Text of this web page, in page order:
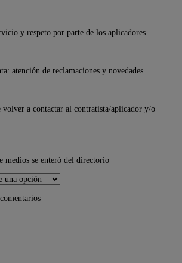
y respeto por parte de los aplicadores
atención de reclamaciones y novedades
a contactar al contratista/aplicador y/o
medios se enteró del directorio